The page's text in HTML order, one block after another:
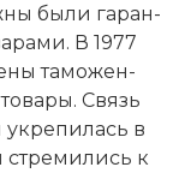
бы­ли га­ран­
В 1977
та­мо­жен­
Связь
в
стре­ми­лись к